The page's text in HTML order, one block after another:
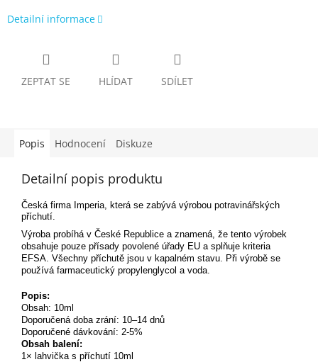
Detailní informace
ZEPTAT SE HLÍDAT SDÍLET
Popis Hodnocení Diskuze
Detailní popis produktu
Česká firma Imperia, která se zabývá výrobou potravinářských
příchutí.
Výroba probíhá v České Republice a znamená, že tento výrobek
obsahuje pouze přísady povolené úřady EU a splňuje kriteria
EFSA. Všechny příchutě jsou v kapalném stavu. Při výrobě se
používá farmaceutický propylenglycol a voda.
Popis:
Obsah: 10ml
Doporučená doba zrání: 10–14 dnů
Doporučené dávkování: 2-5%
Obsah balení:
1× lahvička s příchutí 10ml